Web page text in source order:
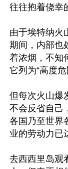
往往抱着侥幸
由于埃特纳火
期间，内部也
着浓烟，不知
它列为“高度
但每次火山爆
不会反省自己
各国乃至世界
业的劳动力已
去西西里岛观